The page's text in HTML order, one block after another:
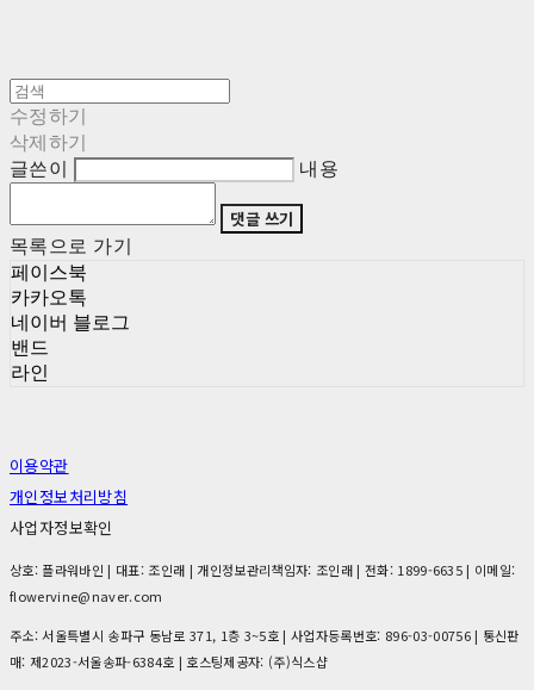
수정하기
삭제하기
글쓴이
내용
댓글 쓰기
목록으로 가기
페이스북
카카오톡
네이버 블로그
밴드
라인
이용약관
개인정보처리방침
사업자정보확인
상호: 플라워바인 | 대표: 조인래 | 개인정보관리책임자: 조인래 | 전화: 1899-6635 | 이메일:
flowervine@naver.com
주소: 서울특별시 송파구 동남로 371, 1층 3~5호 | 사업자등록번호: 896-03-00756| 통신판
매: 제2023-서울송파-6384호 | 호스팅제공자: (주)식스샵